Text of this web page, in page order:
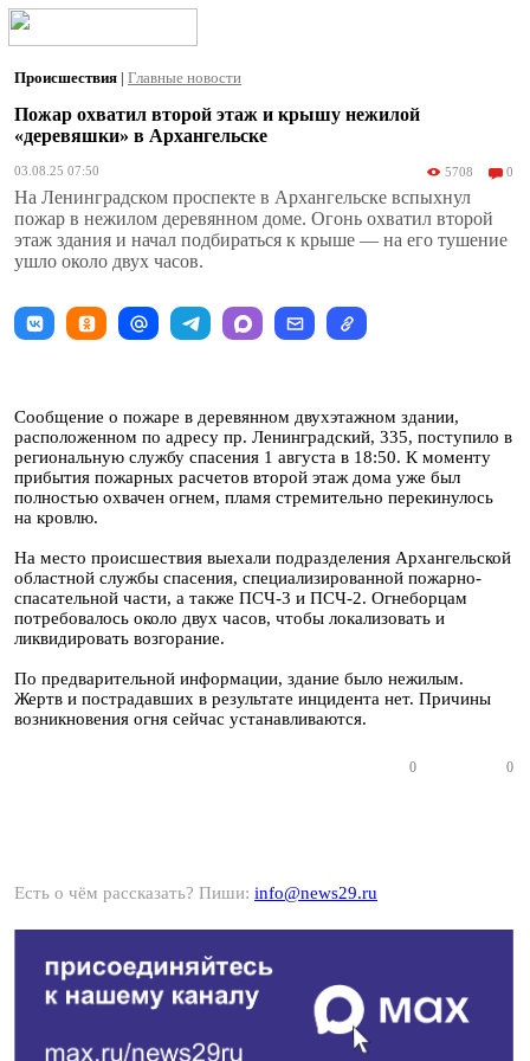
Происшествия | Главные новости
Пожар охватил второй этаж и крышу нежилой
«деревяшки» в Архангельске
03.08.25 07:50 5708 0
На Ленинградском проспекте в Архангельске вспыхнул
пожар в нежилом деревянном доме. Огонь охватил второй
этаж здания и начал подбираться к крыше — на его тушение
ушло около двух часов.
Сообщение о пожаре в деревянном двухэтажном здании,
расположенном по адресу пр. Ленинградский, 335, поступило в
региональную службу спасения 1 августа в 18:50. К моменту
прибытия пожарных расчетов второй этаж дома уже был
полностью охвачен огнем, пламя стремительно перекинулось
на кровлю.
На место происшествия выехали подразделения Архангельской
областной службы спасения, специализированной пожарно-
спасательной части, а также ПСЧ-3 и ПСЧ-2. Огнеборцам
потребовалось около двух часов, чтобы локализовать и
ликвидировать возгорание.
По предварительной информации, здание было нежилым.
Жертв и пострадавших в результате инцидента нет. Причины
возникновения огня сейчас устанавливаются.
0 0
Есть о чём рассказать? Пиши: info@news29.ru